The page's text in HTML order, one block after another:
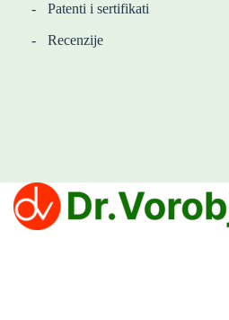
Patenti i sertifikati
Recenzije